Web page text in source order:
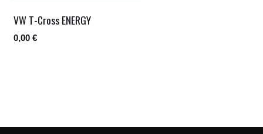
Sofort Verfügbar
VW T-Cross ENERGY
0,00 €